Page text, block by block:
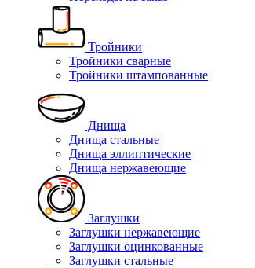
Тройники
Тройники сварные
Тройники штампованные
Днища
Днища стальные
Днища эллиптические
Днища нержавеющие
Заглушки
Заглушки нержавеющие
Заглушки оцинкованные
Заглушки стальные